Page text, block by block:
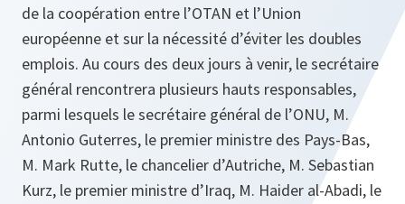
de la coopération entre l’OTAN et l’Union
européenne et sur la nécessité d’éviter les doubles
emplois. Au cours des deux jours à venir, le secrétaire
général rencontrera plusieurs hauts responsables,
parmi lesquels le secrétaire général de l’ONU, M.
Antonio Guterres, le premier ministre des Pays-Bas,
M. Mark Rutte, le chancelier d’Autriche, M. Sebastian
Kurz, le premier ministre d’Iraq, M. Haider al-Abadi, le